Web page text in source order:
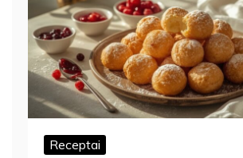
Receptai